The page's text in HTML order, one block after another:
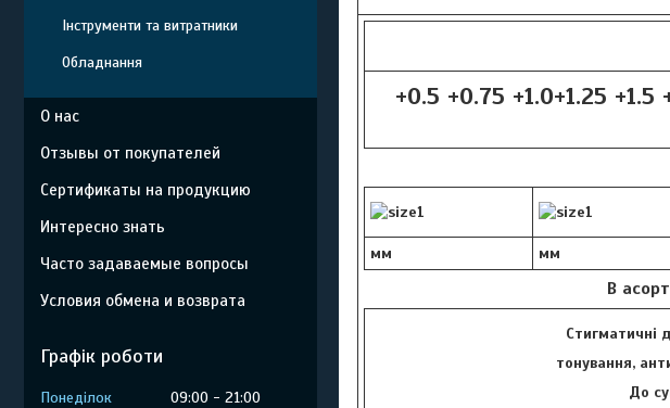
+0.5 +0.75 +1.0+1.25
мм мм
В
Стигматичні
тонування,
До
Інструменти та витратники
Обладнання
О нас
Отзывы от покупателей
Сертификаты на продукцию
Интересно знать
Часто задаваемые вопросы
Условия обмена и возврата
Графік роботи
Понеділок 09:00
21:00